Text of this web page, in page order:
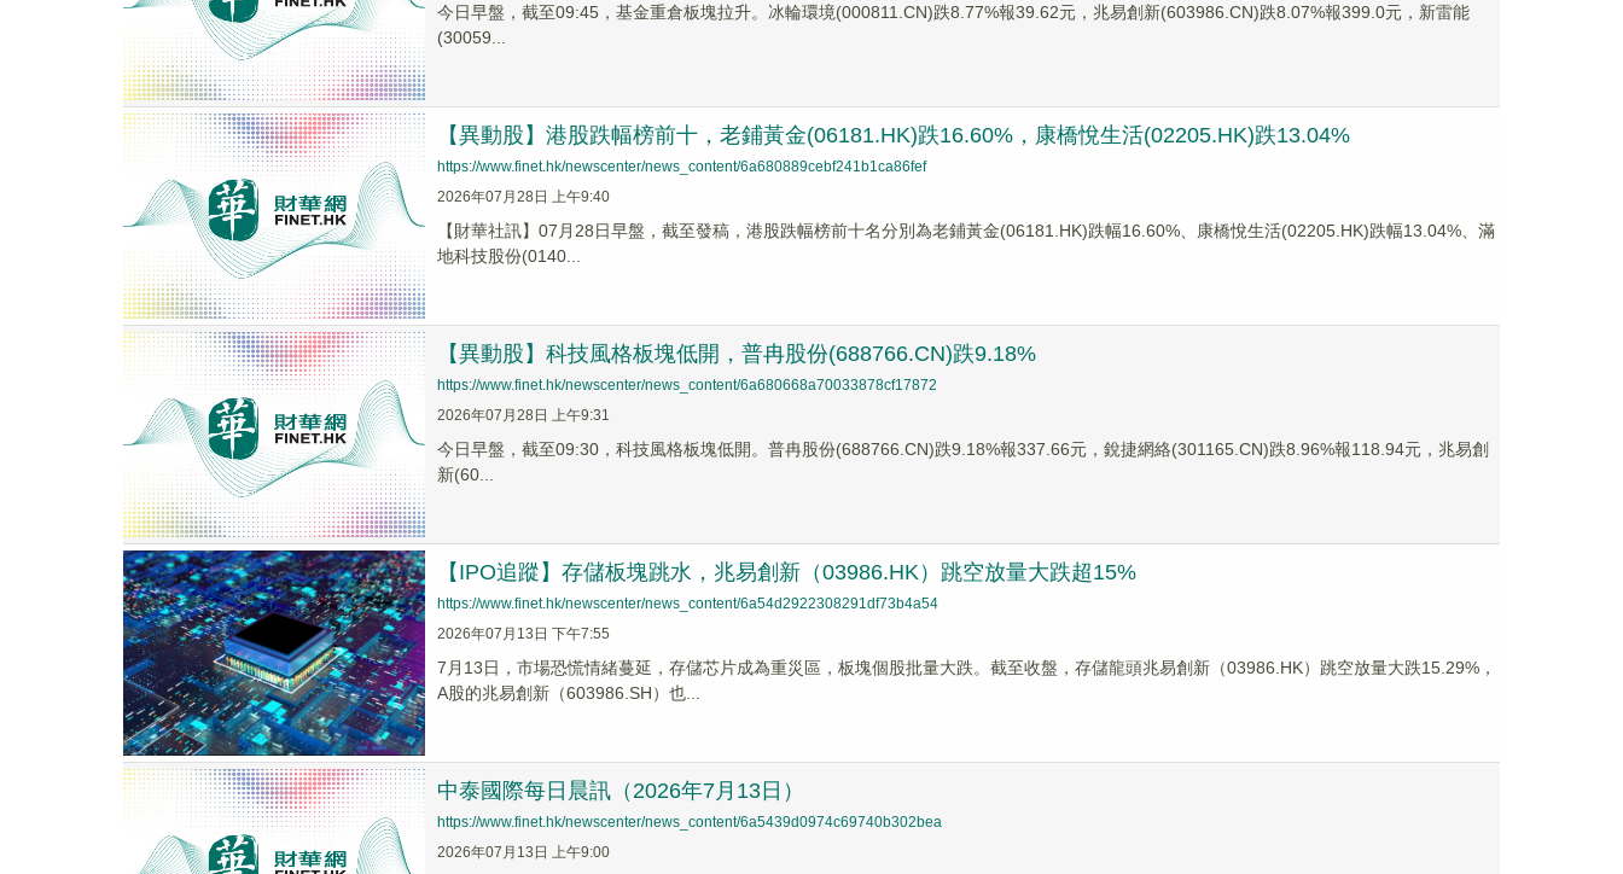
今日早盤，截至09:45，基金重倉板塊拉升。冰輪環境(000811.CN)跌8.77%報39.62元，兆易創新(603986.CN)跌8.07%報399.0元，新雷能
(30059...
【異動股】港股跌幅榜前十，老鋪黃金(06181.HK)跌16.60%，康橋悅生活(02205.HK)跌13.04%
https://www.finet.hk/newscenter/news_content/6a680889cebf241b1ca86fef
2026年07月28日 上午9:40
【財華社訊】07月28日早盤，截至發稿，港股跌幅榜前十名分別為老鋪黃金(06181.HK)跌幅16.60%、康橋悅生活(02205.HK)跌幅13.04%、滿
地科技股份(0140...
【異動股】科技風格板塊低開，普冉股份(688766.CN)跌9.18%
https://www.finet.hk/newscenter/news_content/6a680668a70033878cf17872
2026年07月28日 上午9:31
今日早盤，截至09:30，科技風格板塊低開。普冉股份(688766.CN)跌9.18%報337.66元，銳捷網絡(301165.CN)跌8.96%報118.94元，兆易創
新(60...
【IPO追蹤】存儲板塊跳水，兆易創新（03986.HK）跳空放量大跌超15%
https://www.finet.hk/newscenter/news_content/6a54d2922308291df73b4a54
2026年07月13日 下午7:55
7月13日，市場恐慌情緒蔓延，存儲芯片成為重災區，板塊個股批量大跌。截至收盤，存儲龍頭兆易創新（03986.HK）跳空放量大跌15.29%，
A股的兆易創新（603986.SH）也...
中泰國際每日晨訊（2026年7月13日）
https://www.finet.hk/newscenter/news_content/6a5439d0974c69740b302bea
2026年07月13日 上午9:00